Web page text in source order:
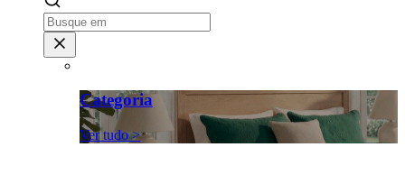
Categoria
Ver tudo >